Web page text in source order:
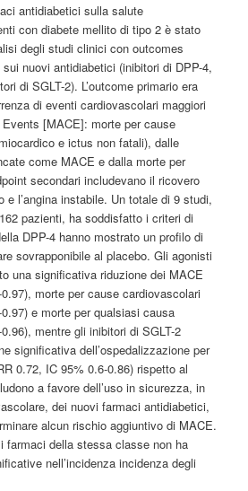
antidiabetici sulla salute
con diabete mellito di tipo 2 è stato
degli studi clinici con outcomes
nuovi antidiabetici (inibitori di DPP-4,
di SGLT-2). L’outcome primario era
di eventi cardiovascolari maggiori
[MACE]: morte per cause
e ictus non fatali), dalle
come MACE e dalla morte per
secondari includevano il ricovero
e l’angina instabile. Un totale di 9 studi,
pazienti, ha soddisfatto i criteri di
DPP-4 hanno mostrato un profilo di
sovrapponibile al placebo. Gli agonisti
una significativa riduzione dei MACE
morte per cause cardiovascolari
e morte per qualsiasi causa
mentre gli inibitori di SGLT-2
significativa dell’ospedalizzazione per
0.72, IC 95% 0.6-0.86) rispetto al
a favore dell’uso in sicurezza, in
dei nuovi farmaci antidiabetici,
alcun rischio aggiuntivo di MACE.
farmaci della stessa classe non ha
nell’incidenza incidenza degli